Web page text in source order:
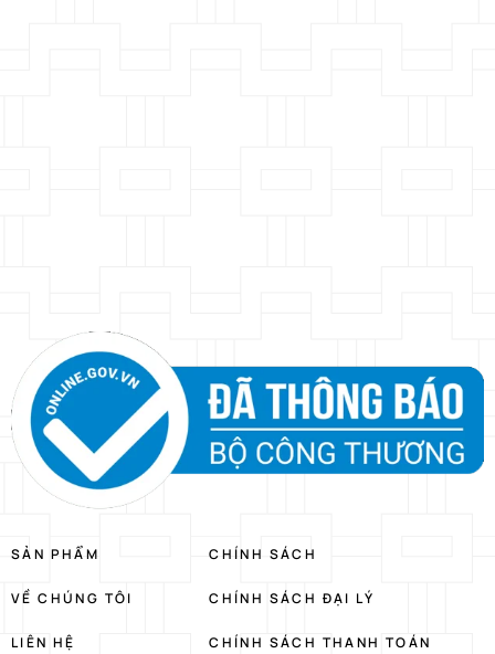
SẢN PHẨM
VỀ CHÚNG TÔI
LIÊN HỆ
CHÍNH SÁCH
CHÍNH SÁCH ĐẠI LÝ
CHÍNH SÁCH THANH TOÁN